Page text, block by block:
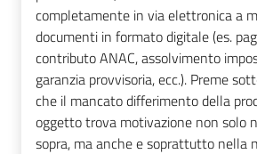
completamente in via elettronica a
documenti in formato digitale (es.
contributo ANAC, assolvimento
garanzia provvisoria, ecc.). Preme
che il mancato differimento della
oggetto trova motivazione non solo
sopra, ma anche e soprattutto nella